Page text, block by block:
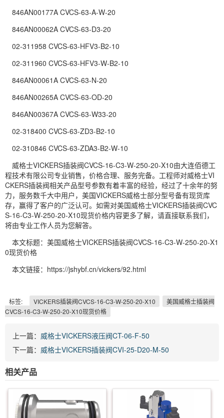
846AN00177A CVCS-63-A-W-20
846AN00062A CVCS-63-D3-20
02-311958 CVCS-63-HFV3-B2-10
02-311960 CVCS-63-HFV3-W-B2-10
846AN00061A CVCS-63-N-20
846AN00265A CVCS-63-OD-20
846AN00367A CVCS-63-W33-20
02-318400 CVCS-63-ZD3-B2-10
02-310846 CVCS-63-ZDA3-B2-W-10
威格士VICKERS插装阀CVCS-16-C3-W-250-20-X10由大连佰德工
程技术有限公司专业销售，价格合理、服务完备。工程师对威格士VI
CKERS插装阀相关产品型号参数有着丰富的经验，经过了十余年的努
力，服务数千大中用户，美国VICKERS威格士部分型号备有现货库
存，赢得了客户的广泛认可。如需对美国威格士VICKERS插装阀CVC
S-16-C3-W-250-20-X10现货价格内容更多了解，请直接联系我们，
将由专业工作人员为您解答。
本文标题：美国威格士VICKERS插装阀CVCS-16-C3-W-250-20-X1
0现货价格
本文链接：https://jshybf.cn/vickers/92.html
标签: VICKERS插装阀CVCS-16-C3-W-250-20-X10
美国威格士插装阀
CVCS-16-C3-W-250-20-X10现货价格
上一篇： 威格士VICKERS液压阀CT-06-F-50
下一篇： 威格士VICKERS插装阀CVI-25-D20-M-50
相关产品